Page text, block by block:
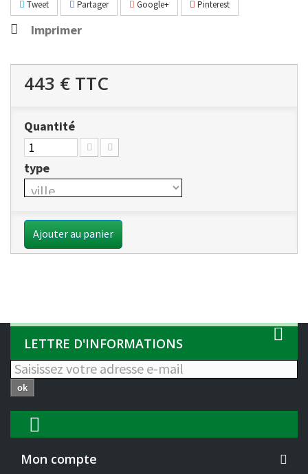
Tweet Partager Google+ Pinterest
Imprimer
443 € TTC
Quantité
type
Ajouter au panier
LETTRE D'INFORMATIONS
ok
Mon compte